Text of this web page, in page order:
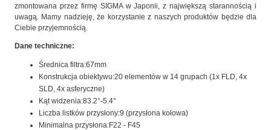
zmontowana przez firmę SIGMA w Japonii, z największą starannością i
uwagą. Mamy nadzieję, że korzystanie z naszych produktów będzie dla
Ciebie przyjemnością.
Dane techniczne:
Średnica filtra:67mm
Konstrukcja obiektywu:20 elementów w 14 grupach (1x FLD, 4x
SLD, 4x asferyczne)
Kąt widzenia:83.2°-5.4°
Liczba listków przysłony:9 (przysłona kołowa)
Minimalna przysłona:F22 - F45